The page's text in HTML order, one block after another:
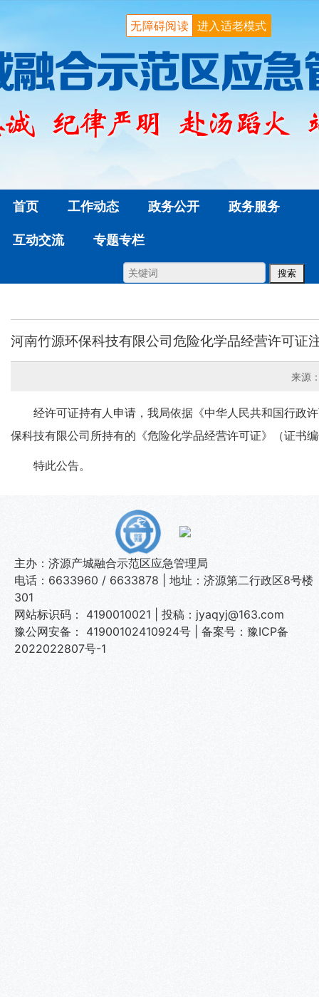
进入适老模式
无障碍阅读
首页 工作动态 政务公开 政务服务
互动交流 专题专栏
河南竹源环保科技有限公司危险化学品经营许可证
来源
经许可证持有人申请，我局依据《中华人民共和国行政
保科技有限公司所持有的《危险化学品经营许可证》（证书
特此公告。
主办：济源产城融合示范区应急管理局
电话：6633960 / 6633878 | 地址：济源第二行政区8号楼
301
网站标识码： 4190010021 | 投稿：jyaqyj@163.com
豫公网安备： 41900102410924号
备案号：豫ICP备
2022022807号-1